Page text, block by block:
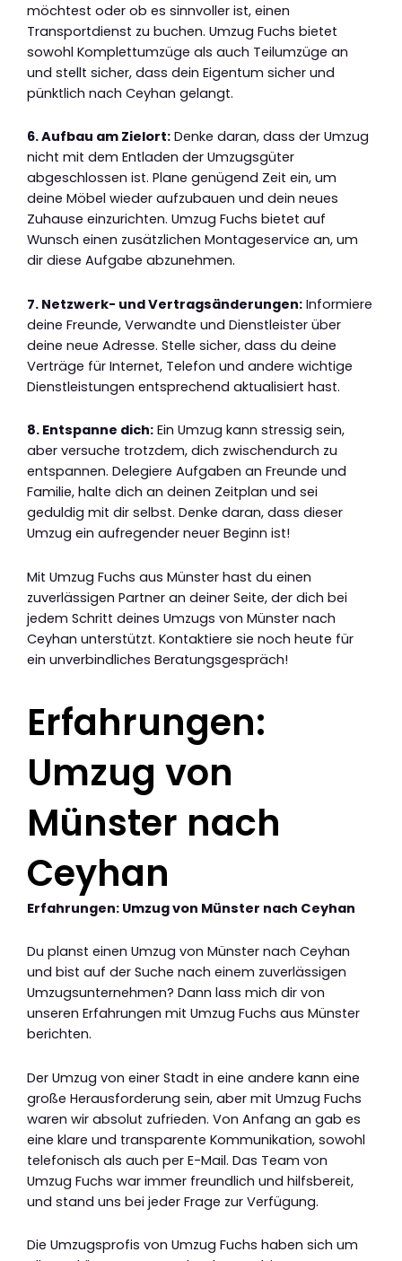
möchtest oder ob es sinnvoller ist, einen
Transportdienst zu buchen. Umzug Fuchs bietet
sowohl Komplettumzüge als auch Teilumzüge an
und stellt sicher, dass dein Eigentum sicher und
pünktlich nach Ceyhan gelangt.
6. Aufbau am Zielort: Denke daran, dass der Umzug
nicht mit dem Entladen der Umzugsgüter
abgeschlossen ist. Plane genügend Zeit ein, um
deine Möbel wieder aufzubauen und dein neues
Zuhause einzurichten. Umzug Fuchs bietet auf
Wunsch einen zusätzlichen Montageservice an, um
dir diese Aufgabe abzunehmen.
7. Netzwerk- und Vertragsänderungen: Informiere
deine Freunde, Verwandte und Dienstleister über
deine neue Adresse. Stelle sicher, dass du deine
Verträge für Internet, Telefon und andere wichtige
Dienstleistungen entsprechend aktualisiert hast.
8. Entspanne dich: Ein Umzug kann stressig sein,
aber versuche trotzdem, dich zwischendurch zu
entspannen. Delegiere Aufgaben an Freunde und
Familie, halte dich an deinen Zeitplan und sei
geduldig mit dir selbst. Denke daran, dass dieser
Umzug ein aufregender neuer Beginn ist!
Mit Umzug Fuchs aus Münster hast du einen
zuverlässigen Partner an deiner Seite, der dich bei
jedem Schritt deines Umzugs von Münster nach
Ceyhan unterstützt. Kontaktiere sie noch heute für
ein unverbindliches Beratungsgespräch!
Erfahrungen:
Umzug von
Münster nach
Ceyhan
Erfahrungen: Umzug von Münster nach Ceyhan
Du planst einen Umzug von Münster nach Ceyhan
und bist auf der Suche nach einem zuverlässigen
Umzugsunternehmen? Dann lass mich dir von
unseren Erfahrungen mit Umzug Fuchs aus Münster
berichten.
Der Umzug von einer Stadt in eine andere kann eine
große Herausforderung sein, aber mit Umzug Fuchs
waren wir absolut zufrieden. Von Anfang an gab es
eine klare und transparente Kommunikation, sowohl
telefonisch als auch per E-Mail. Das Team von
Umzug Fuchs war immer freundlich und hilfsbereit,
und stand uns bei jeder Frage zur Verfügung.
Die Umzugsprofis von Umzug Fuchs haben sich um